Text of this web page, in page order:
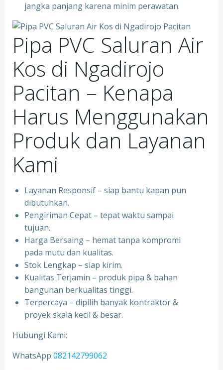
jangka panjang karena minim perawatan.
Pipa PVC Saluran Air
Kos di Ngadirojo
Pacitan – Kenapa
Harus Menggunakan
Produk dan Layanan
Kami
Layanan Responsif – siap bantu kapan pun
dibutuhkan.
Pengiriman Cepat – tepat waktu sampai
tujuan.
Harga Bersaing – hemat tanpa kompromi
pada mutu dan kualitas.
Stok Lengkap – siap kirim.
Kualitas Terjamin – produk pipa & bahan
bangunan berkualitas tinggi.
Terpercaya – dipilih banyak kontraktor &
proyek skala kecil & besar.
Hubungi Kami:
WhatsApp 082142799062